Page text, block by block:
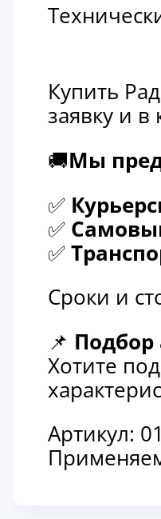
Купить
заявку и
🚚Мы
✅
✅
✅
Сроки и
📌 Подбор
Хотите
Артикул: